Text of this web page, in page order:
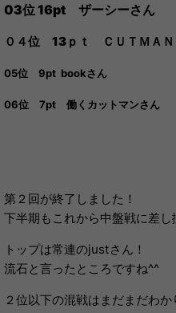
03位 16pt ザーシーさん
０４位 13ｐｔ ＣＵＴＭＡＮ
05位 9pt bookさん
06位 7pt 働くカットマンさん
第２回が終了しました！
下半期もこれから中盤戦に差し
トップは常連のjustさん！
流石と言ったところですね^^
２位以下の混戦はまだまだわか